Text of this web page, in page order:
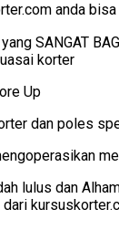
anda
SANGAT
korter
Up
dan poles
lulus dan